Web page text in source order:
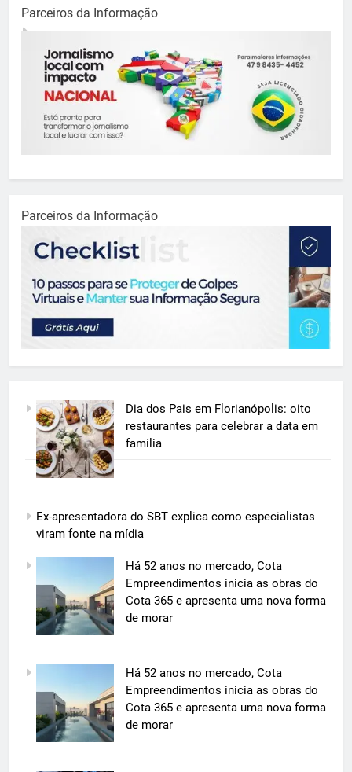
Parceiros da Informação
Parceiros da Informação
Dia dos Pais em Florianópolis: oito
restaurantes para celebrar a data em
família
Ex-apresentadora do SBT explica como especialistas
viram fonte na mídia
Há 52 anos no mercado, Cota
Empreendimentos inicia as obras do
Cota 365 e apresenta uma nova forma
de morar
Há 52 anos no mercado, Cota
Empreendimentos inicia as obras do
Cota 365 e apresenta uma nova forma
de morar
5
Grupo Pereira lança iniciativa
pioneira e escalável de
aproveitamento de frutas, legumes
ECONOMIA & NEGÓCIOS
BIM transforma a construção civil
e mostra na prática como reduzir
custos, evitar desperdícios e
ECONOMIA & NEGÓCIOS